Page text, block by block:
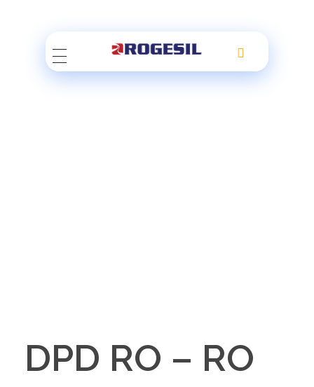
Rogesil
DPD RO – RO